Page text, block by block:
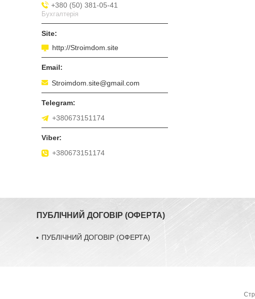
+380 (50) 381-05-41
Бухгалтерія
http://Stroimdom.site
Stroimdom.site@gmail.com
+380673151174
+380673151174
ПУБЛІЧНИЙ ДОГОВІР (ОФЕРТА)
ПУБЛІЧНИЙ ДОГОВІР (ОФЕРТА)